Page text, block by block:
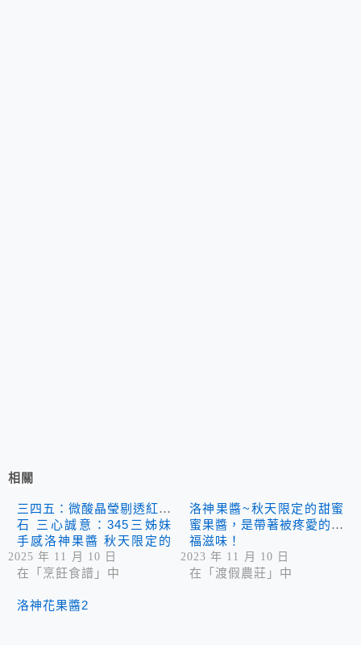
相關
三四五：微酸晶瑩剔透紅寶
石 三心誠意：345三姊妹
手感洛神果醬 秋天限定的
甜蜜果醬，帶著被疼愛的幸
福滋味！
2025 年 11 月 10 日
在「烹飪食譜」中
洛神果醬~秋天限定的甜蜜
蜜果醬，是帶著被疼愛的幸
福滋味！
2023 年 11 月 10 日
在「渡假農莊」中
洛神花果醬2